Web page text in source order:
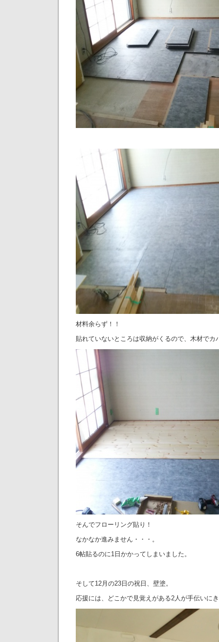
材料余らず！！
貼れていないところは収納がくるので、木材でカ
そんでフローリング貼り！
なかなか進みません・・・。
6帖貼るのに1日かかってしまいました。
そして12月の23日の祝日、壁塗。
応援には、どこかで見覚えがある2人が手伝いに